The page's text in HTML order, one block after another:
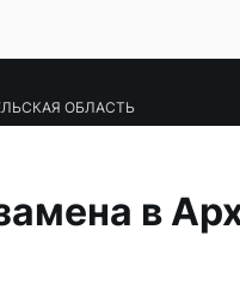
ОБЛАСТЬ
в